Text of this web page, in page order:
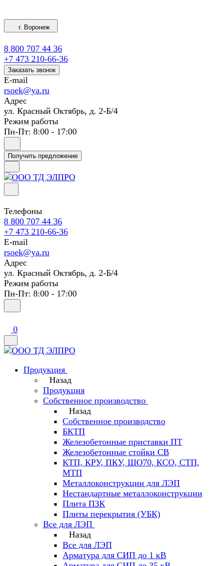
г. Воронеж
8 800 707 44 36
+7 473 210-66-36
Заказать звонок
E-mail
rsoek@ya.ru
Адрес
ул. Красный Октябрь, д. 2-Б/4
Режим работы
Пн-Пт: 8:00 - 17:00
Получить предложение
Телефоны
8 800 707 44 36
+7 473 210-66-36
E-mail
rsoek@ya.ru
Адрес
ул. Красный Октябрь, д. 2-Б/4
Режим работы
Пн-Пт: 8:00 - 17:00
0
Продукция
Назад
Продукция
Собственное производство
Назад
Собственное производство
БКТП
Железобетонные приставки ПТ
Железобетонные стойки СВ
КТП, КРУ, ПКУ, ЩО70, КСО, СТП,
МТП
Металлоконструкции для ЛЭП
Нестандартные металлоконструкции
Плита ПЗК
Плиты перекрытия (УБК)
Все для ЛЭП
Назад
Все для ЛЭП
Арматура для СИП до 1 кВ